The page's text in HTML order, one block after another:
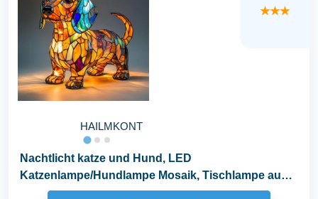
HAILMKONT
★★★
Nachtlicht katze und Hund, LED
Katzenlampe/Hundlampe Mosaik, Tischlampe aus
gebeiztem Harz...